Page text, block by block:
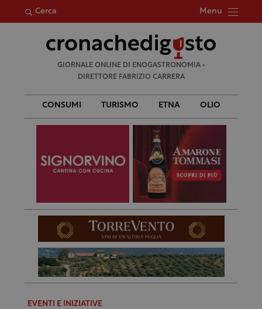
Cerca Menu
per:
GIORNALE ONLINE DI ENOGASTRONOMIA •
DIRETTORE FABRIZIO CARRERA
CONSUMI TURISMO ETNA OLIO
EVENTI E INIZIATIVE